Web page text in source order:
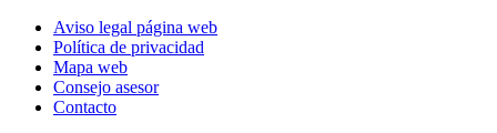
Aviso legal página web
Política de privacidad
Mapa web
Consejo asesor
Contacto